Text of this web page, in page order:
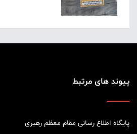
پیوند های مرتبط
پایگاه اطلاع رسانی مقام معظم رهبری